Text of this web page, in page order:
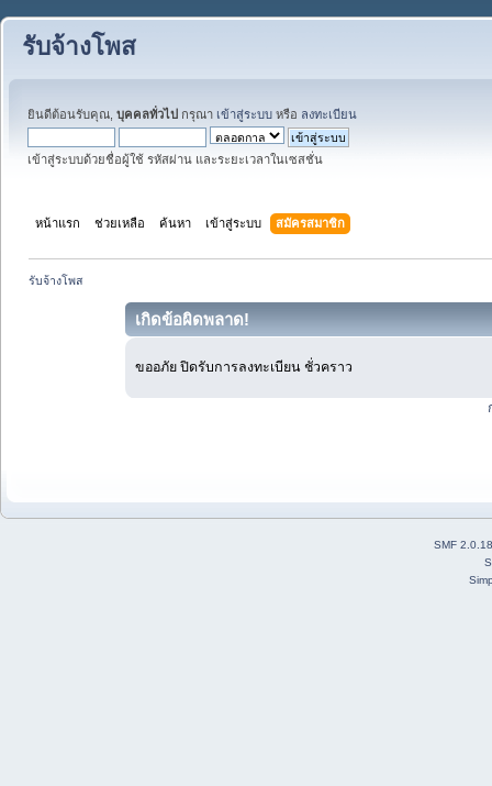
รับจ้างโพส
ยินดีต้อนรับคุณ, บุคคลทั่วไป กรุณา เข้าสู่ระบบ หรือ ลงทะเบียน
เข้าสู่ระบบด้วยชื่อผู้ใช้ รหัสผ่าน และระยะเวลาในเซสชั่น
หน้าแรก ช่วยเหลือ ค้นหา เข้าสู่ระบบ สมัครสมาชิก
รับจ้างโพส
เกิดข้อผิดพลาด!
ขออภัย ปิดรับการลงทะเบียน ชั่วคราว
SMF 2.0.18